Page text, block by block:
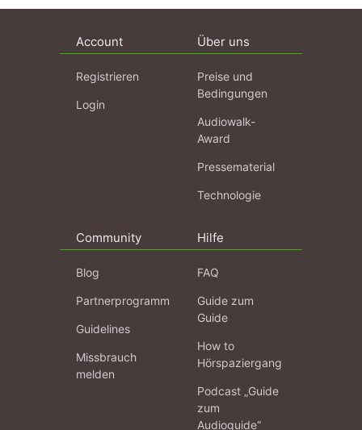
Account
Registrieren
Login
Über uns
Preise und
Bedingungen
Audiowalk-
Award
Pressematerial
Technologie
Community
Blog
Partnerprogramm
Guidelines
Missbrauch
melden
Hilfe
FAQ
Guide zum
Guide
How to
Hörspaziergang
Podcast „Guide
zum
Audioguide“